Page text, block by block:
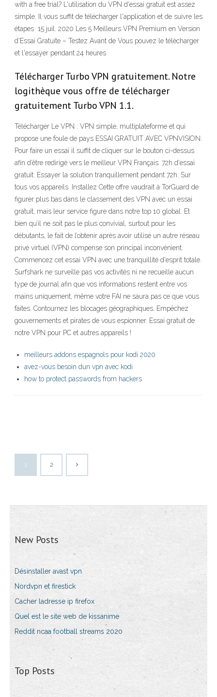
with a free trial? L'utilisation du VPN d'essai gratuit est assez
simple. Il vous suffit de télécharger l'application et de suivre les
étapes 15 juil. 2020 Les 5 Meilleurs VPN Premium en Version
d'Essai Gratuite – Testez Avant de Vous pouvez le télécharger
et l'essayer pendant 24 heures
Télécharger Turbo VPN gratuitement. Notre
logithèque vous offre de télécharger
gratuitement Turbo VPN 1.1.
Télécharger Le VPN : VPN simple, multiplateforme et qui
propose une foule de pays ESSAI GRATUIT AVEC VPNVISION.
Pour faire un essai il suffit de cliquer sur le bouton ci-dessus
afin d’être redirigé vers le meilleur VPN Français. 72h d'essai
gratuit. Essayer la solution tranquillement pendant 72h. Sur
tous vos appareils. Installez Cette offre vaudrait à TorGuard de
figurer plus bas dans le classement des VPN avec un essai
gratuit, mais leur service figure dans notre top 10 global. Et
bien qu’il ne soit pas le plus convivial, surtout pour les
débutants, le fait de l’obtenir après avoir utilisé un autre réseau
privé virtuel (VPN) compense son principal inconvénient.
Commencez cet essai VPN avec une tranquillité d'esprit totale.
Surfshark ne surveille pas vos activités ni ne recueille aucun
type de journal afin que vos informations restent entre vos
mains uniquement, même votre FAI ne saura pas ce que vous
faites. Contournez les blocages géographiques. Empêchez
gouvernements et pirates de vous espionner. Essai gratuit de
notre VPN pour PC et autres appareils !
meilleurs addons espagnols pour kodi 2020
avez-vous besoin dun vpn avec kodi
how to protect passwords from hackers
1 2
New Posts
Désinstaller avast vpn
Nordvpn et firestick
Cacher ladresse ip firefox
Quel est le site web de kissanime
Reddit ncaa football streams 2020
Top Posts